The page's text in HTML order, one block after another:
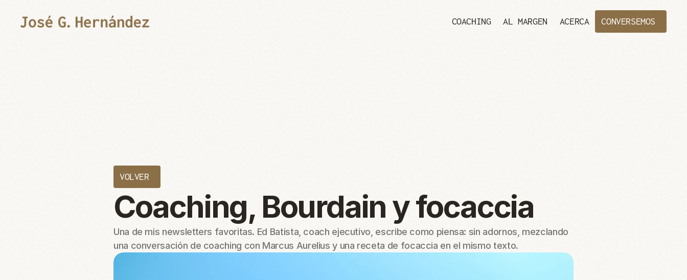
COACHING AL MARGEN ACERCA CONVERSEMOS
VOLVER
Coaching, Bourdain y focaccia
Una de mis newsletters favoritas. Ed Batista, coach ejecutivo, escribe como piensa: sin adornos, mezclando
una conversación de coaching con Marcus Aurelius y una receta de focaccia en el mismo texto.